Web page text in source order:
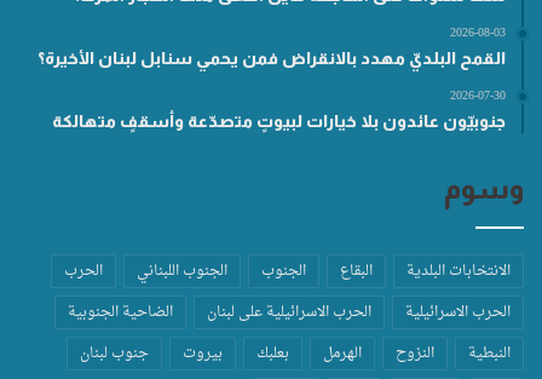
2026-08-03
القمح البلديّ مهدد بالانقراض فمن يحمي سنابل لبنان الأخيرة؟
2026-07-30
جنوبيّون عائدون بلا خيارات لبيوتٍ متصدّعة وأسقفٍ متهالكة
وسوم
الانتخابات البلدية البقاع الجنوب الجنوب اللبناني
الحرب
الحرب الاسرائيلية
الحرب الاسرائيلية على لبنان
الضاحية الجنوبية
النبطية
النزوح الهرمل بعلبك بيروت
جنوب لبنان